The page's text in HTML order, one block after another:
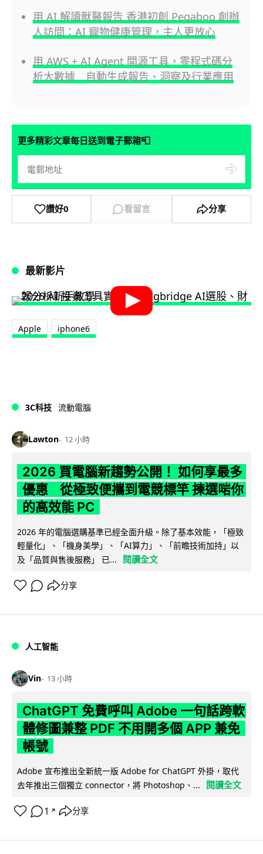
用 AI 解讀獸醫報告 香港初創 Peqaboo 創辦
人訪問：AI 寵物健康管理，主人更放心
用 AWS + AI Agent 開源工具，零程式碼分
析大數據 自動生成報告、洞察及行業應用
更多精彩文章每日送到電子郵箱📮
讚好0 看留言 分享
最新影片
Apple iphone6
3C科技 流動電腦
Lawton 12 小時
2026 買電腦新趨勢公開！ 如何享最多
優惠 從極致便攜到電競標竿 揀選啱你
的高效能 PC
2026 年的電腦選購基準已經全面升級。除了基本效能，「極致
輕量化」、「機身美學」、「AI算力」、「前瞻技術加持」以
及「品質與售後服務」 已...
閱讀全文
分享
人工智能
Vin 13 小時
ChatGPT 免費呼叫 Adobe 一句話跨軟
體修圖兼整 PDF 不用開多個 APP 兼免
帳號
Adobe 宣布推出全新統一版 Adobe for ChatGPT 外掛，取代
去年推出三個獨立 connector，將 Photoshop、...
閱讀全文
1 ↗ 分享